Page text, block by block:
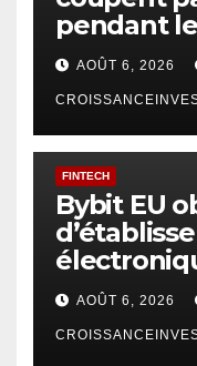
pendant
AOÛT 6, 2026
FINTECH
Bybit EU
AOÛT 6, 2026